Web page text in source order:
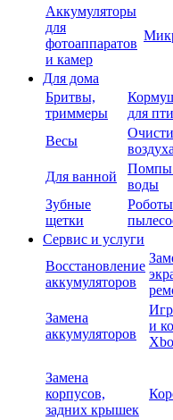
Аккумуляторы
для
фотоаппаратов
и камер
Для дома
Бритвы,
триммеры
для
Весы
воздуха
Для ванной
Помпы
воды
Зубные
щетки
Сервис и услуги
Восстановление
аккумуляторов
Замена
аккумуляторов
и
Замена
корпусов,
задних крышек